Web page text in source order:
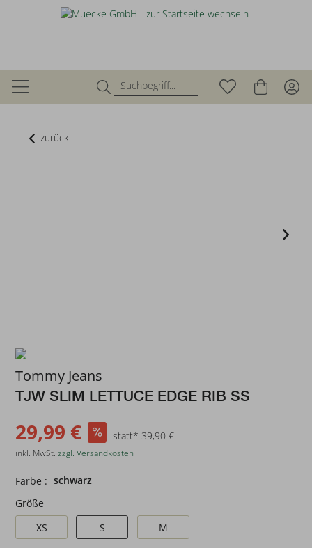
zurück
Tommy Jeans
TJW SLIM LETTUCE EDGE RIB SS
29,99 € statt* 39,90 €
inkl. MwSt.zzgl. Versandkosten
Farbe : schwarz
Größe
XS
S M